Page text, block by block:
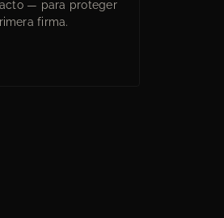
— para proteger
firma.